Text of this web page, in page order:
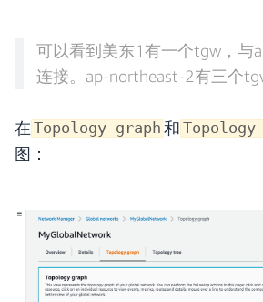
可以看到美东1有一个tgw，与
连接。ap-northeast-2有三个
在 Topology graph 和
图：